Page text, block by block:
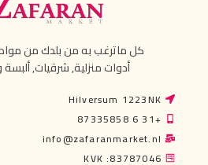
كل ماترغب به من بلدك من
أدوات منزلية, شرقيات, ألبسة
Hilversum 1223NK
+31 6 87335858
info@zafaranmarket.nl
KVK :83787046